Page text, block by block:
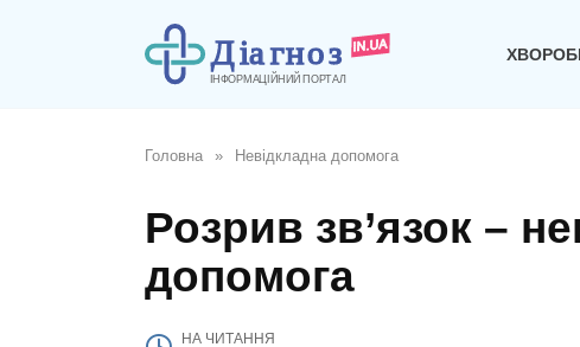
Головна » Невідкладна допомога
Розрив зв’язок –
допомога
НА ЧИТАННЯ